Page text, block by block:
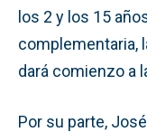
los 2 y los 15
complementaria,
dará comienzo a
Por su parte,